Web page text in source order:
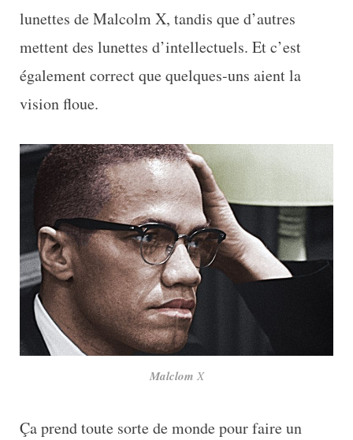
lunettes de Malcolm X, tandis que d’autres
mettent des lunettes d’intellectuels. Et c’est
également correct que quelques-uns aient la
vision floue.
Malclom X
Ça prend toute sorte de monde pour faire un